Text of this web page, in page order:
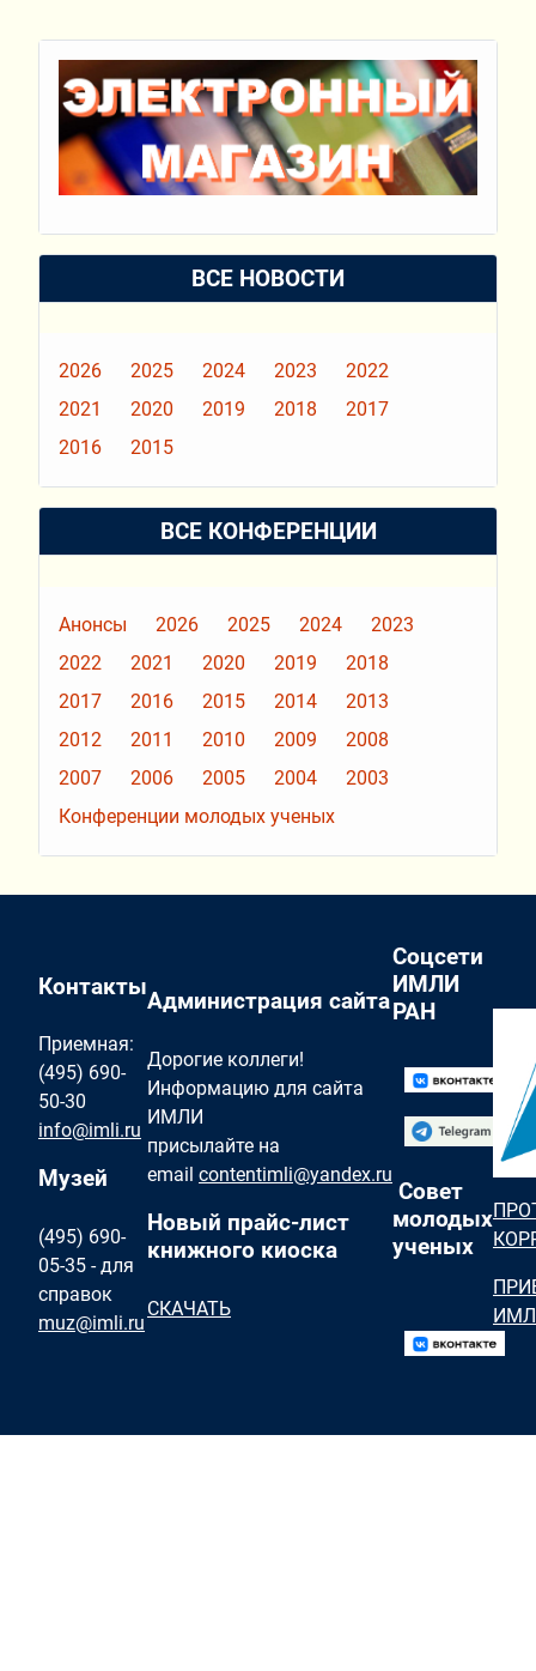
ВСЕ НОВОСТИ
2026 2025 2024 2023
2022
2021
2020 2019 2018
2017
2016
2015
ВСЕ КОНФЕРЕНЦИИ
Анонсы 2026 2025 2024
2023
2022
2021 2020 2019
2018
2017
2016 2015 2014
2013
2012
2011 2010 2009
2008
2007
2006 2005 2004
2003
Конференции молодых ученых
Контакты
Приемная:
(495) 690-
50-30
info@imli.ru
Музей
(495) 690-
05-35 - для
справок
muz@imli.ru
Администрация сайта
Дорогие коллеги!
Информацию для сайта
ИМЛИ
присылайте на
email contentimli@yandex.ru
Новый прайс-лист
книжного киоска
СКАЧАТЬ
Соцсети
ИМЛИ
РАН
Совет
молодых
ученых